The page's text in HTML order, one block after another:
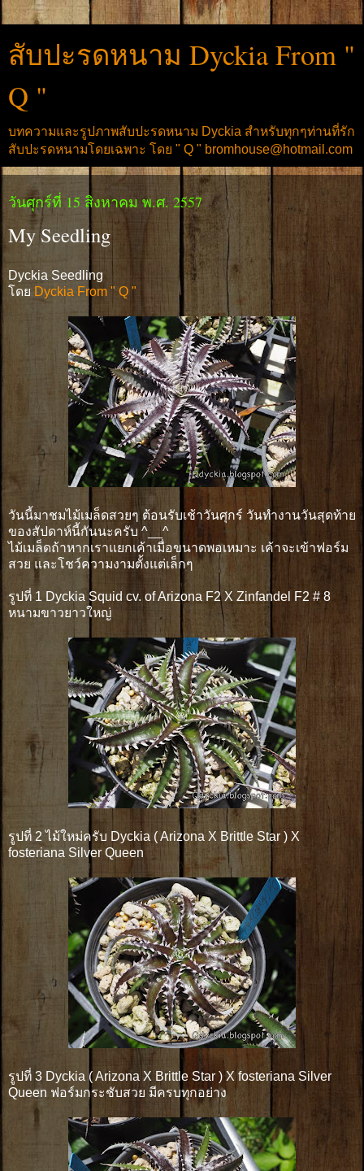
สับปะรดหนาม Dyckia From "
Q "
บทความและรูปภาพสับปะรดหนาม Dyckia สำหรับทุกๆท่านที่รัก
สับปะรดหนามโดยเฉพาะ โดย " Q " bromhouse@hotmail.com
วันศุกร์ที่ 15 สิงหาคม พ.ศ. 2557
My Seedling
Dyckia Seedling
โดย Dyckia From " Q "
วันนี้มาชมไม้เมล็ดสวยๆ ต้อนรับเช้าวันศุกร์ วันทำงานวันสุดท้าย
ของสัปดาห์นี้กันนะครับ ^__^
ไม้เมล็ดถ้าหากเราแยกเค้าเมื่อขนาดพอเหมาะ เค้าจะเข้าฟอร์ม
สวย และโชว์ความงามตั้งแต่เล็กๆ
รูปที่ 1 Dyckia Squid cv. of Arizona F2 X Zinfandel F2 # 8
หนามขาวยาวใหญ่
รูปที่ 2 ไม้ใหม่ครับ Dyckia ( Arizona X Brittle Star ) X
fosteriana Silver Queen
รูปที่ 3 Dyckia ( Arizona X Brittle Star ) X fosteriana Silver
Queen ฟอร์มกระชับสวย มีครบทุกอย่าง